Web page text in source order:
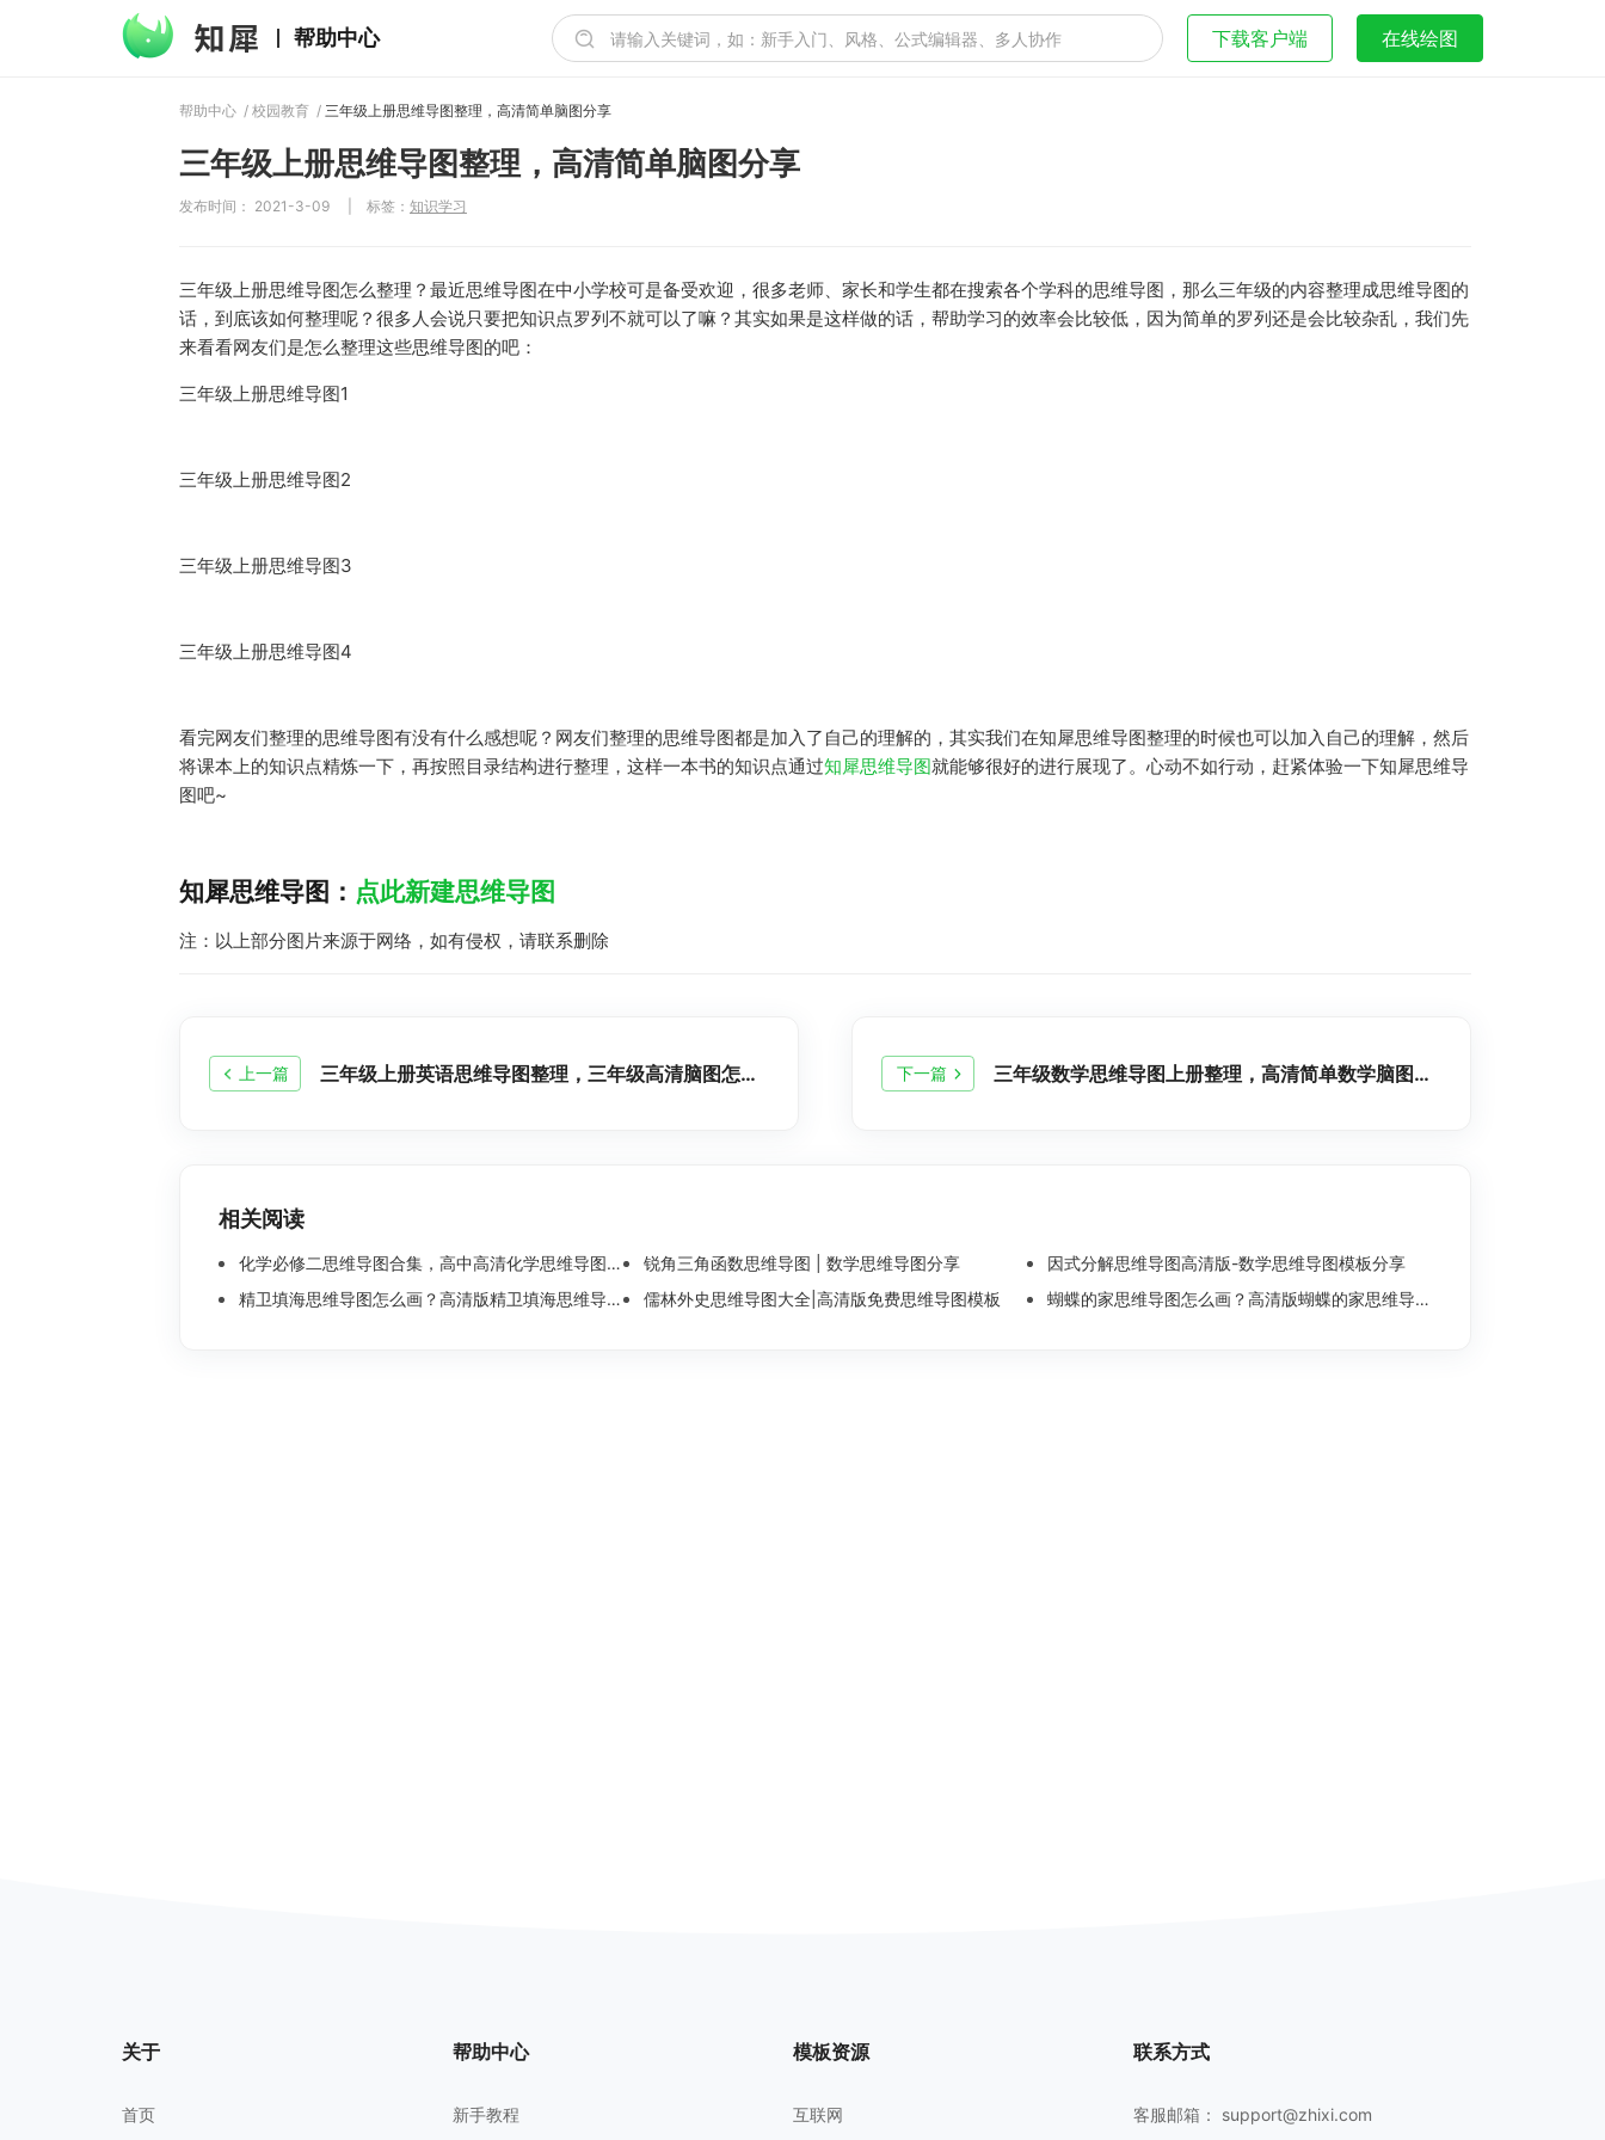
帮助中心 下载客户端 在线绘图
帮助中心 / 校园教育 / 三年级上册思维导图整理，高清简单脑图分享
三年级上册思维导图整理，高清简单脑图分享
发布时间： 2021-3-09 标签： 知识学习
三年级上册思维导图怎么整理？最近思维导图在中小学校可是备受欢迎，很多老师、家长和学生都在搜索各个学科的思维导图，那么三年级的内容整理成思维导图的
话，到底该如何整理呢？很多人会说只要把知识点罗列不就可以了嘛？其实如果是这样做的话，帮助学习的效率会比较低，因为简单的罗列还是会比较杂乱，我们先
来看看网友们是怎么整理这些思维导图的吧：
三年级上册思维导图1
三年级上册思维导图2
三年级上册思维导图3
三年级上册思维导图4
看完网友们整理的思维导图有没有什么感想呢？网友们整理的思维导图都是加入了自己的理解的，其实我们在知犀思维导图整理的时候也可以加入自己的理解，然后
将课本上的知识点精炼一下，再按照目录结构进行整理，这样一本书的知识点通过知犀思维导图就能够很好的进行展现了。心动不如行动，赶紧体验一下知犀思维导
图吧~
知犀思维导图： 点此新建思维导图
注：以上部分图片来源于网络，如有侵权，请联系删除
上一篇 三年级上册英语思维导图整理，三年级高清脑图怎么画？ 下一篇 三年级数学思维导图上册整理，高清简单数学脑图分享
相关阅读
化学必修二思维导图合集，高中高清化学思维导图整理 锐角三角函数思维导图 | 数学思维导图分享
因式分解思维导图高清版-数学思维导图模板分享
精卫填海思维导图怎么画？高清版精卫填海思维导图模板分享
儒林外史思维导图大全|高清版免费思维导图模板 蝴蝶的家思维导图怎么画？高清版蝴蝶的家思维导图分享
关于
首页
帮助中心
新手教程
模板资源
互联网
联系方式
客服邮箱： support@zhixi.com